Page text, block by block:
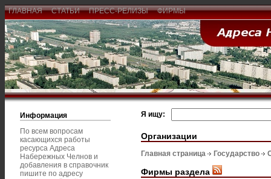
ГЛАВНАЯ СТАТЬИ ПРЕСС-РЕЛИЗЫ ФИРМЫ
Информация
По всем вопросам
касающихся работы
ресурса Адреса
Набережных Челнов и
добавления в справочник
пишите по адресу
Я ищу:
Организации
Главная страница Государство
Фирмы раздела